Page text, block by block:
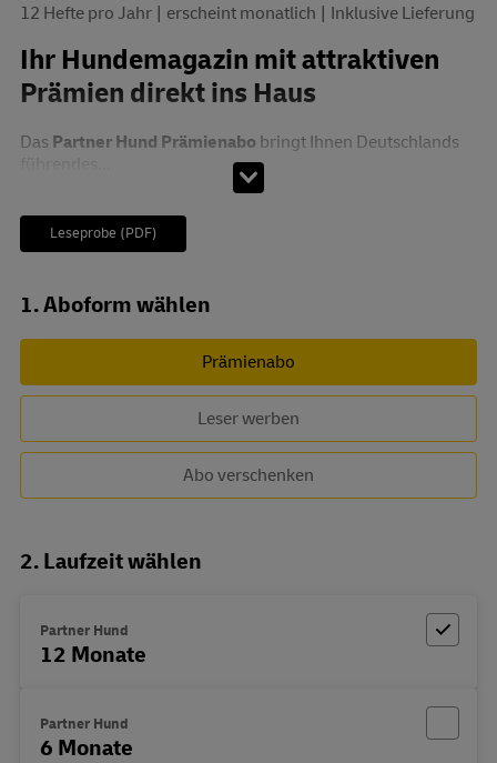
12 Hefte pro Jahr erscheint monatlich Inklusive Lieferung
Ihr Hundemagazin mit attraktiven
Prämien direkt ins Haus
Das Partner Hund Prämienabo bringt Ihnen Deutschlands
Leseprobe (PDF)
Abo zusammenstellen
1. Aboform wählen
Prämienabo
Leser werben
Abo verschenken
2. Laufzeit wählen
Partner Hund
12 Monate
Partner Hund
6 Monate